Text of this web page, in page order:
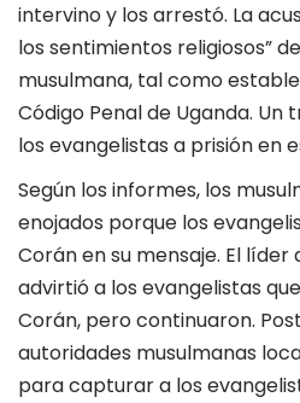
intervino y los arrestó. La
los sentimientos religiosos”
musulmana, tal como
Código Penal de Uganda. Un
los evangelistas a prisión en
Según los informes, los
enojados porque los
Corán en su mensaje. El
advirtió a los evangelistas
Corán, pero continuaron.
autoridades musulmanas
para capturar a los